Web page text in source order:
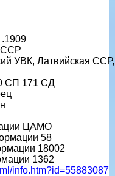
ССР
УВК, Латвийская ССР,
СП 171 СД
ЦАМО
58
18002
1362
info.htm?id=55883087